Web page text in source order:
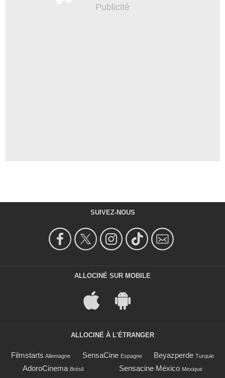
SUIVEZ-NOUS
ALLOCINÉ SUR MOBILE
ALLOCINÉ À L'ÉTRANGER
Filmstarts Allemagne SensaCine Espagne Beyazperde Turquie
AdoroCinema Brésil Sensacine México Mexique